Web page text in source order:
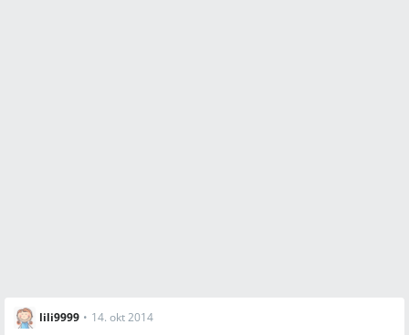
lili9999 • 14. okt 2014